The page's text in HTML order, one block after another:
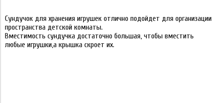
Сундучок для хранения игрушек отлично подойдет для организации
пространства детской комнаты.
Вместимость сундучка достаточно большая, чтобы вместить
любые игрушки,а крышка скроет их.